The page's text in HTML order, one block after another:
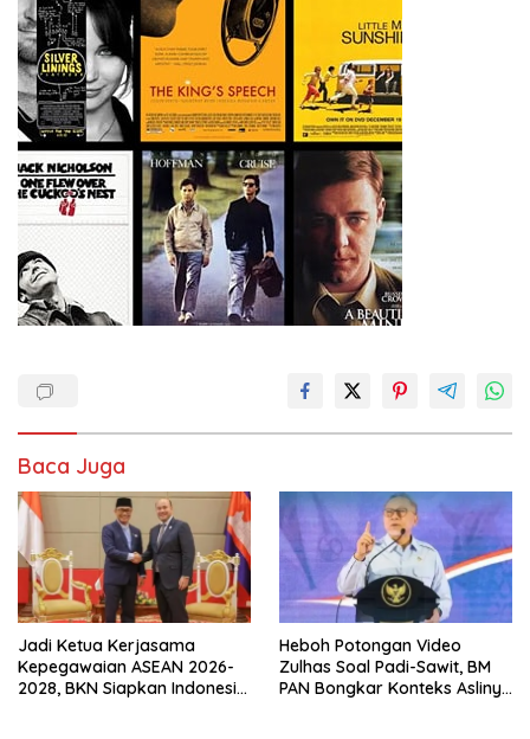
Baca Juga
Jadi Ketua Kerjasama
Kepegawaian ASEAN 2026-
2028, BKN Siapkan Indonesia
Heboh Potongan Video
Zulhas Soal Padi-Sawit, BM
PAN Bongkar Konteks Aslinya